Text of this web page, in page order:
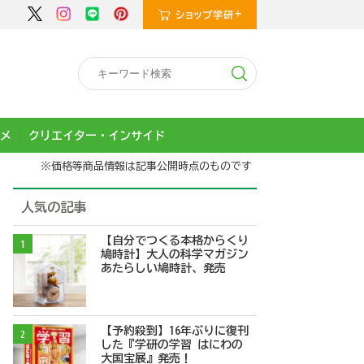
クリエイター・インサイド
※価格等商品情報は記事公開時点のものです
人気の記事
1
【自分でつくる本格からくり
鳩時計】大人の科学マガジン
あたらしい鳩時計、発売
2
【予約殺到】16年ぶりに復刊
した『学研の学習 はにわの
大国宝展』発売！